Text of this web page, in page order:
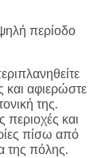
περίοδο
και αφιερώστε
της.
περιοχές και
πίσω από
της πόλης.